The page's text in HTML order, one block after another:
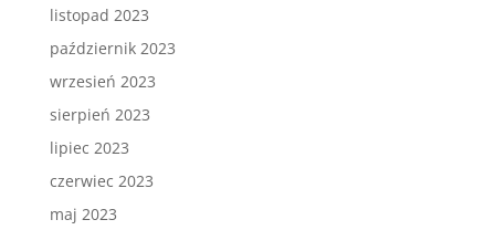
listopad 2023
październik 2023
wrzesień 2023
sierpień 2023
lipiec 2023
czerwiec 2023
maj 2023